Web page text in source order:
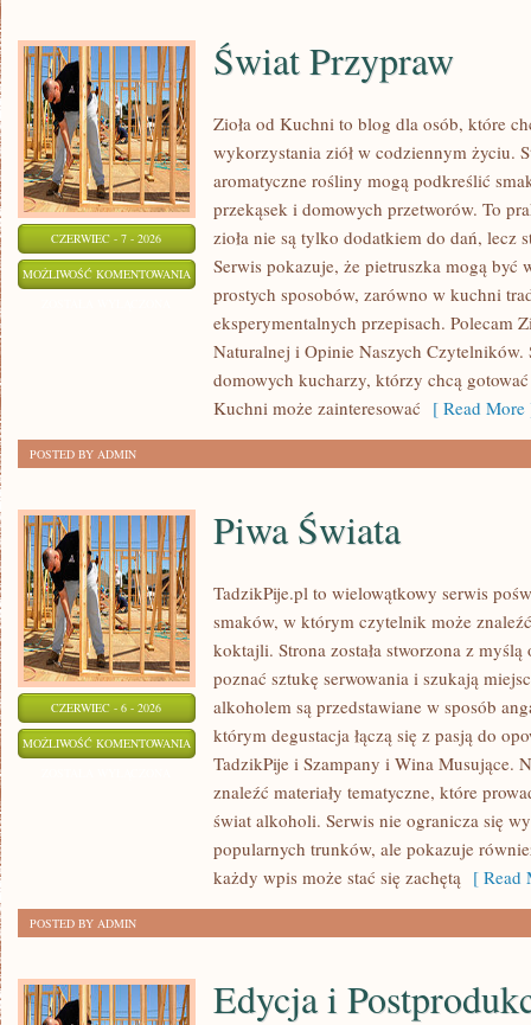
CZERWIEC - 7 - 2026
MOŻLIWOŚĆ KOMENTOWANIA ŚWIAT
PRZYPRAW
Świat Przypraw
Zioła od Kuchni to blog dla osób, które
wykorzystania ziół w codziennym życiu.
aromatyczne rośliny mogą podkreślić
przekąsek i domowych przetworów. To
zioła nie są tylko dodatkiem do dań, lecz
Serwis pokazuje, że pietruszka mogą być
prostych sposobów, zarówno w kuchni
eksperymentalnych przepisach. Polecam
Naturalnej i Opinie Naszych Czytelników.
domowych kucharzy, którzy chcą
Kuchni może zainteresować [ Read More
POSTED BY ADMIN
CZERWIEC - 6 - 2026
MOŻLIWOŚĆ KOMENTOWANIA PIWA
ŚWIATA
Piwa Świata
TadzikPije.pl to wielowątkowy serwis
smaków, w którym czytelnik może
koktajli. Strona została stworzona z
poznać sztukę serwowania i szukają
alkoholem są przedstawiane w sposób
którym degustacja łączą się z pasją do
TadzikPije i Szampany i Wina Musujące.
znaleźć materiały tematyczne, które
świat alkoholi. Serwis nie ogranicza się
popularnych trunków, ale pokazuje
każdy wpis może stać się zachętą [ Read
POSTED BY ADMIN
Edycja i